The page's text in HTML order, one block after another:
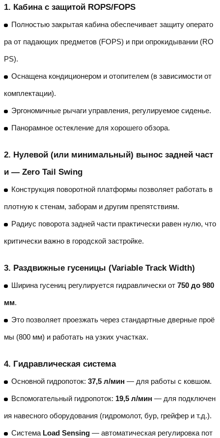
1. Кабина с защитой ROPS/FOPS
Полностью закрытая кабина обеспечивает защиту операто
ра от падающих предметов (FOPS) и при опрокидывании (RO
PS).
Оснащена кондиционером и отопителем (в зависимости от
комплектации).
Эргономичные рычаги управления, регулируемое сиденье.
Панорамное остекление для хорошего обзора.
2. Нулевой (или минимальный) вынос задней част
и — Zero Tail Swing
Конструкция поворотной платформы позволяет работать в
плотную к стенам, заборам и другим препятствиям.
Радиус поворота задней части практически равен нулю, что
критически важно в городской застройке.
3. Раздвижные гусеницы (Variable Track Width)
Ширина гусениц регулируется гидравлически от 750 до 980
мм.
Это позволяет проезжать через стандартные дверные проё
мы (800 мм) и работать на узких участках.
4. Гидравлическая система
Основной гидропоток: 37,5 л/мин — для работы с ковшом.
Вспомогательный гидропоток: 19,5 л/мин — для подключен
ия навесного оборудования (гидромолот, бур, грейфер и т.д.).
Система Load Sensing — автоматическая регулировка пот